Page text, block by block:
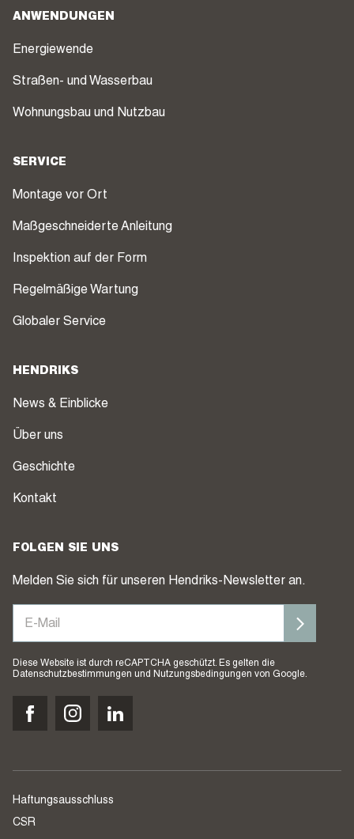
ANWENDUNGEN
Energiewende
Straßen- und Wasserbau
Wohnungsbau und Nutzbau
SERVICE
Montage vor Ort
Maßgeschneiderte Anleitung
Inspektion auf der Form
Regelmäßige Wartung
Globaler Service
HENDRIKS
News & Einblicke
Über uns
Geschichte
Kontakt
FOLGEN SIE UNS
Melden Sie sich für unseren Hendriks-Newsletter an.
Diese Website ist durch reCAPTCHA geschützt. Es gelten die
Datenschutzbestimmungen und Nutzungsbedingungen von Google.
Haftungsausschluss
CSR